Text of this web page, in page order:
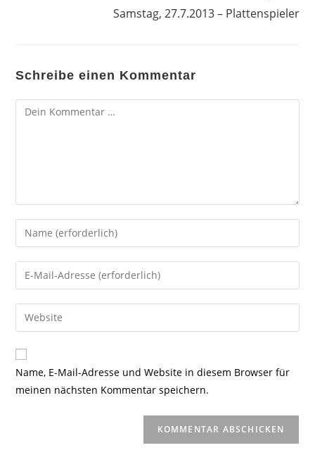
Samstag, 27.7.2013 – Plattenspieler
Schreibe einen Kommentar
Kommentar
Gib
deinen
Namen
oder
zum
Kommentieren
ein
Gib
deine
E-
Mail-
zum
Kommentieren
ein
Gib
deine
Website-
URL
Name, E-Mail-Adresse und Website in diesem Browser für
meinen nächsten Kommentar speichern.